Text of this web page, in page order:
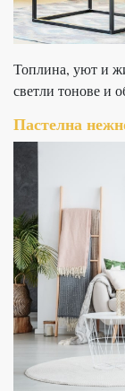
Топлина, уют и
светли тонове и
Пастелна